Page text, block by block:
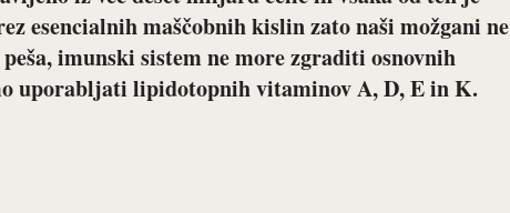
esencialnih maščobnih kislin zato naši možgani ne
imunski sistem ne more zgraditi osnovnih
uporabljati lipidotopnih vitaminov A, D, E in K.